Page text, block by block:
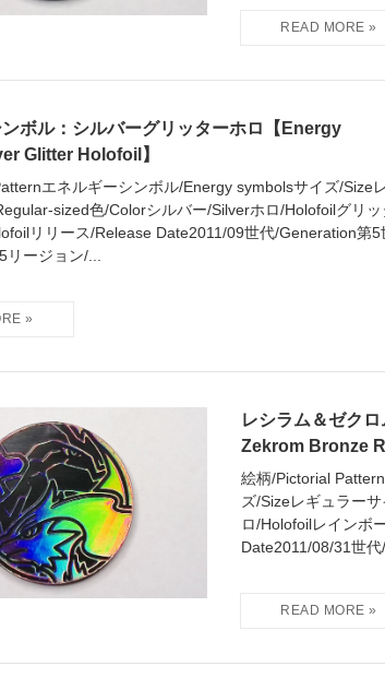
ボル：シルバーグリッターホロ【Energy
Glitter Holofoil】
エネルギーシンボル/Energy symbolsサイズ/Size
sized色/Colorシルバー/Silverホロ/Holofoilグリッ
リリース/Release Date2011/09世代/Generation第5
ージョン/...
レシラム＆ゼク
Zekrom Bronze
絵柄/Pictorial
ズ/Sizeレギュラー
ロ/Holofoilレインボ
Date2011/08/31世